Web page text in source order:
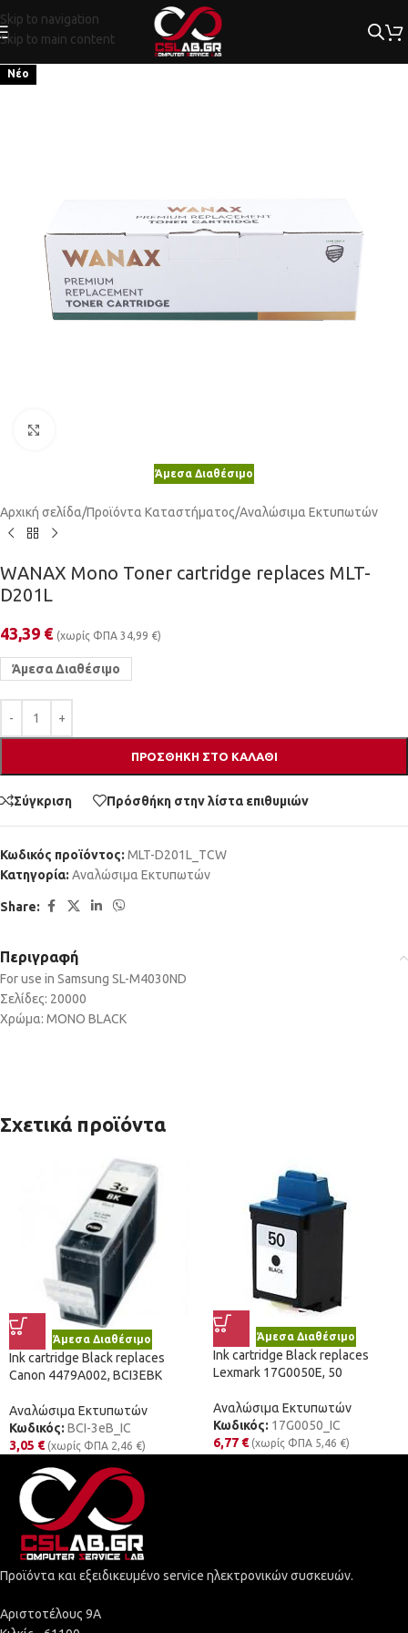
Skip to navigation
Skip to main content
Νέο
Άμεσα Διαθέσιμο
Αρχική σελίδα/Προϊόντα Καταστήματος/Αναλώσιμα Εκτυπωτών
WANAX Mono Toner cartridge replaces MLT-
D201L
43,39 € (χωρίς ΦΠΑ 34,99 €)
Άμεσα Διαθέσιμο
ΠΡΟΣΘΉΚΗ ΣΤΟ ΚΑΛΆΘΙ
Σύγκριση Πρόσθήκη στην λίστα επιθυμιών
Κωδικός προϊόντος: MLT-D201L_TCW
Κατηγορία: Αναλώσιμα Εκτυπωτών
Share:
Περιγραφή
For use in Samsung SL-M4030ND
Σελίδες: 20000
Χρώμα: MONO BLACK
Σχετικά προϊόντα
Άμεσα Διαθέσιμο
Ink cartridge Black replaces
Canon 4479A002, BCI3EBK
Αναλώσιμα Εκτυπωτών
Κωδικός: BCI-3eB_IC
3,05 € (χωρίς ΦΠΑ 2,46 €)
Άμεσα Διαθέσιμο
Ink cartridge Black replaces
Lexmark 17G0050E, 50
Αναλώσιμα Εκτυπωτών
Κωδικός: 17G0050_IC
6,77 € (χωρίς ΦΠΑ 5,46 €)
Προϊόντα και εξειδικευμένο service ηλεκτρονικών συσκευών.
Αριστοτέλους 9Α